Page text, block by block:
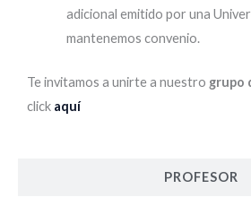
PROFESOR
adicional emitido por una
mantenemos convenio.
Te invitamos a unirte a nuestro grupo
click aquí